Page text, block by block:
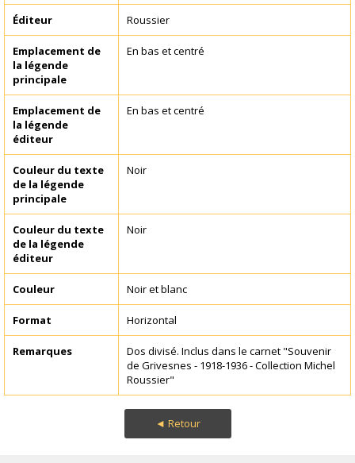
Éditeur Roussier
Emplacement de
la légende
principale
En bas et centré
Emplacement de
la légende
éditeur
En bas et centré
Couleur du texte
de la légende
principale
Noir
Couleur du texte
de la légende
éditeur
Noir
Couleur Noir et blanc
Format Horizontal
Remarques
Dos divisé. Inclus dans le carnet "Souvenir
de Grivesnes - 1918-1936 - Collection Michel
Roussier"
◄ Retour